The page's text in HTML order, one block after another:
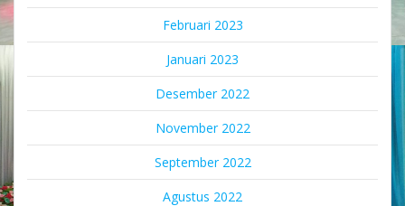
Februari 2023
Januari 2023
Desember 2022
November 2022
September 2022
Agustus 2022